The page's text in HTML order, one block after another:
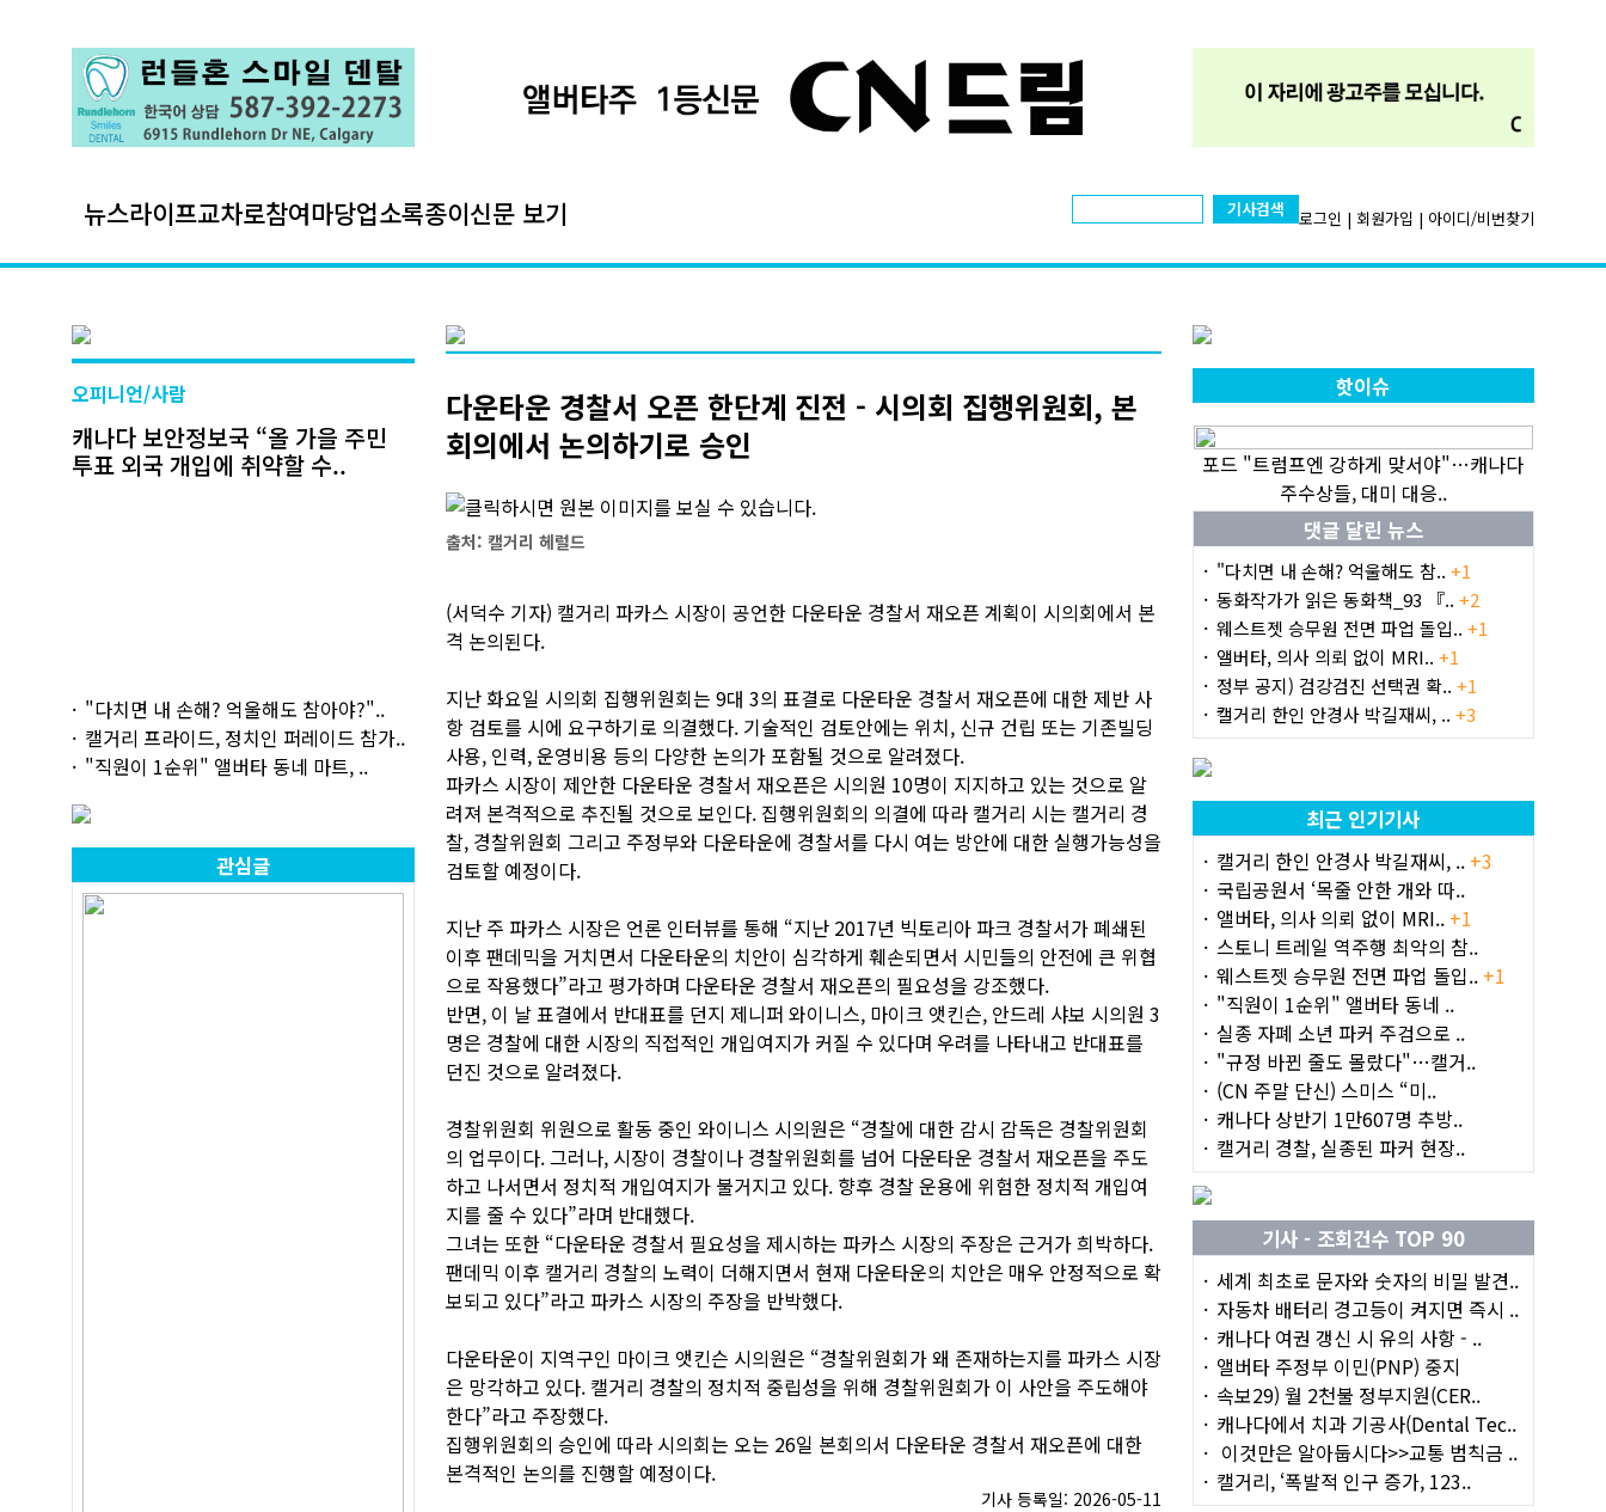
뉴스라이프교차로참여마당업소록종이신문 보기 기사검색 로그인 | 회원가입 | 아이디/비번찾기
오피니언/사람
캐나다 보안정보국 “올 가을 주민
투표 외국 개입에 취약할 수..
"다치면 내 손해? 억울해도 참아야?"..
캘거리 프라이드, 정치인 퍼레이드 참가..
"직원이 1순위" 앨버타 동네 마트, ..
관심글
다운타운 경찰서 오픈 한단계 진전 - 시의회 집행위원회, 본
회의에서 논의하기로 승인
출처: 캘거리 헤럴드
(서덕수 기자) 캘거리 파카스 시장이 공언한 다운타운 경찰서 재오픈 계획이 시의회에서 본
격 논의된다.
지난 화요일 시의회 집행위원회는 9대 3의 표결로 다운타운 경찰서 재오픈에 대한 제반 사
항 검토를 시에 요구하기로 의결했다. 기술적인 검토안에는 위치, 신규 건립 또는 기존빌딩
사용, 인력, 운영비용 등의 다양한 논의가 포함될 것으로 알려졌다.
파카스 시장이 제안한 다운타운 경찰서 재오픈은 시의원 10명이 지지하고 있는 것으로 알
려져 본격적으로 추진될 것으로 보인다. 집행위원회의 의결에 따라 캘거리 시는 캘거리 경
찰, 경찰위원회 그리고 주정부와 다운타운에 경찰서를 다시 여는 방안에 대한 실행가능성을
검토할 예정이다.
지난 주 파카스 시장은 언론 인터뷰를 통해 “지난 2017년 빅토리아 파크 경찰서가 폐쇄된
이후 팬데믹을 거치면서 다운타운의 치안이 심각하게 훼손되면서 시민들의 안전에 큰 위협
으로 작용했다”라고 평가하며 다운타운 경찰서 재오픈의 필요성을 강조했다.
반면, 이 날 표결에서 반대표를 던지 제니퍼 와이니스, 마이크 앳킨슨, 안드레 샤보 시의원 3
명은 경찰에 대한 시장의 직접적인 개입여지가 커질 수 있다며 우려를 나타내고 반대표를
던진 것으로 알려졌다.
경찰위원회 위원으로 활동 중인 와이니스 시의원은 “경찰에 대한 감시 감독은 경찰위원회
의 업무이다. 그러나, 시장이 경찰이나 경찰위원회를 넘어 다운타운 경찰서 재오픈을 주도
하고 나서면서 정치적 개입여지가 불거지고 있다. 향후 경찰 운용에 위험한 정치적 개입여
지를 줄 수 있다”라며 반대했다.
그녀는 또한 “다운타운 경찰서 필요성을 제시하는 파카스 시장의 주장은 근거가 희박하다.
팬데믹 이후 캘거리 경찰의 노력이 더해지면서 현재 다운타운의 치안은 매우 안정적으로 확
보되고 있다”라고 파카스 시장의 주장을 반박했다.
다운타운이 지역구인 마이크 앳킨슨 시의원은 “경찰위원회가 왜 존재하는지를 파카스 시장
은 망각하고 있다. 캘거리 경찰의 정치적 중립성을 위해 경찰위원회가 이 사안을 주도해야
한다”라고 주장했다.
집행위원회의 승인에 따라 시의회는 오는 26일 본회의서 다운타운 경찰서 재오픈에 대한
본격적인 논의를 진행할 예정이다.
기사 등록일: 2026-05-11
핫이슈
포드 "트럼프엔 강하게 맞서야"…캐나다
주수상들, 대미 대응..
댓글 달린 뉴스
"다치면 내 손해? 억울해도 참.. +1
동화작가가 읽은 동화책_93 『.. +2
웨스트젯 승무원 전면 파업 돌입.. +1
앨버타, 의사 의뢰 없이 MRI.. +1
정부 공지) 검강검진 선택권 확.. +1
캘거리 한인 안경사 박길재씨, .. +3
최근 인기기사
캘거리 한인 안경사 박길재씨, .. +3
국립공원서 ‘목줄 안한 개와 따..
앨버타, 의사 의뢰 없이 MRI.. +1
스토니 트레일 역주행 최악의 참..
웨스트젯 승무원 전면 파업 돌입.. +1
"직원이 1순위" 앨버타 동네 ..
실종 자폐 소년 파커 주검으로 ..
"규정 바뀐 줄도 몰랐다"…캘거..
(CN 주말 단신) 스미스 “미..
캐나다 상반기 1만607명 추방..
캘거리 경찰, 실종된 파커 현장..
기사 - 조회건수 TOP 90
세계 최초로 문자와 숫자의 비밀 발견..
자동차 배터리 경고등이 켜지면 즉시 ..
캐나다 여권 갱신 시 유의 사항 - ..
앨버타 주정부 이민(PNP) 중지
속보29) 월 2천불 정부지원(CER..
캐나다에서 치과 기공사(Dental Tec..
이것만은 알아둡시다>>교통 범칙금 ..
캘거리, ‘폭발적 인구 증가, 123..